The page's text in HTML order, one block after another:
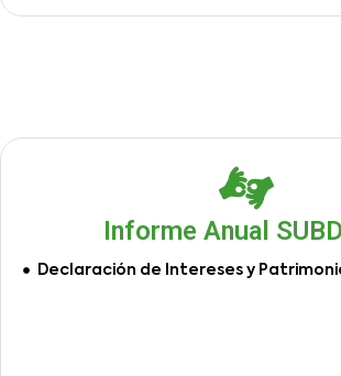
Informe Anual
Declaración de Intereses y